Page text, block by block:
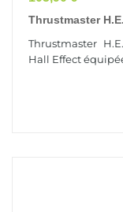
Thrustmaster
Thrustmaster
Hall Effect